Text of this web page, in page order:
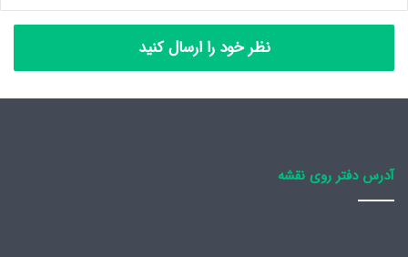
نظر خود را ارسال کنید
آدرس دفتر روی نقشه